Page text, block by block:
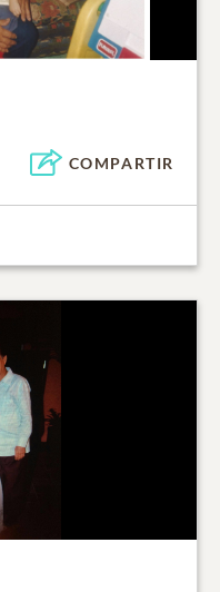
COMPARTIR